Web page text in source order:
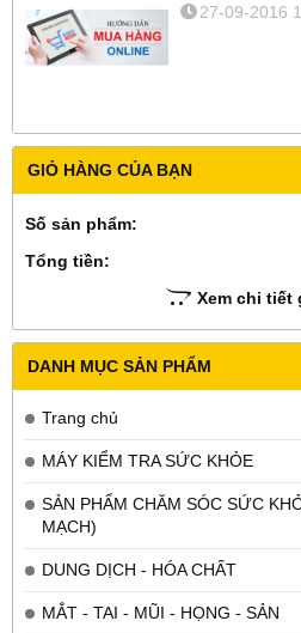
GIỎ HÀNG CỦA BẠN
Số sản phẩm:
Tổng tiền:
Xem chi tiết
DANH MỤC SẢN PHẨM
Trang chủ
MÁY KIỂM TRA SỨC KHỎE
SẢN PHẨM CHĂM SÓC SỨC
MẠCH)
DUNG DỊCH - HÓA CHẤT
MẮT - TAI - MŨI - HỌNG - SẢN
27-09-2016